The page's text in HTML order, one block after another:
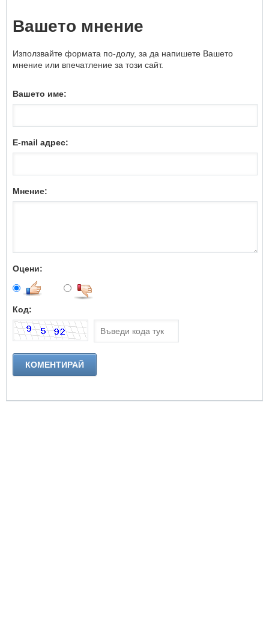
Вашето мнение
Използвайте формата по-долу, за да напишете Вашето
мнение или впечатление за този сайт.
Вашето име:
E-mail адрес:
Мнение:
Оцени:
Код: